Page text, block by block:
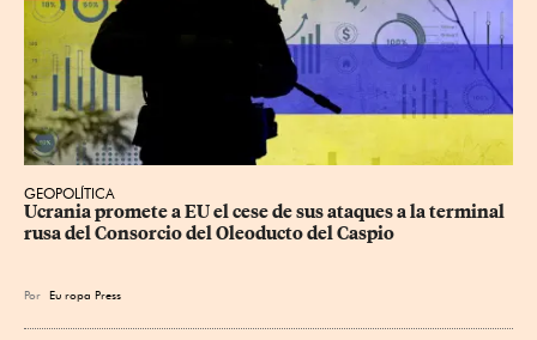
GEOPOLÍTICA
Ucrania promete a EU el cese de sus ataques a la terminal
rusa del Consorcio del Oleoducto del Caspio
Por Eu ropa Press